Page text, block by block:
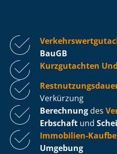
BauGB
Kurzgutachten
Verkürzung
Berechnung des
Erbschaft und
Immobilien-
Umgebung